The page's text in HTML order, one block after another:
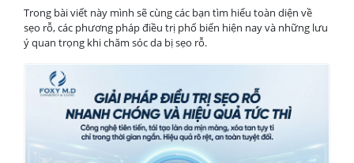
Trong bài viết này mình sẽ cùng các bạn tìm hiểu toàn diện về
sẹo rỗ, các phương pháp điều trị phổ biến hiện nay và những lưu
ý quan trọng khi chăm sóc da bị sẹo rỗ.